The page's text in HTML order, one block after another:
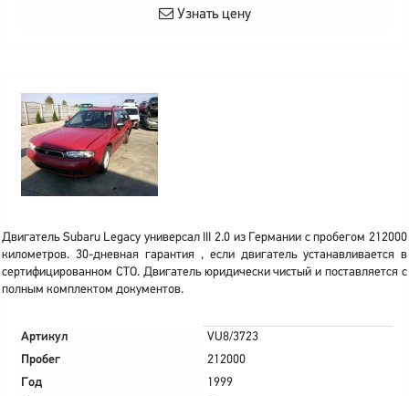
Узнать цену
Двигатель Subaru Legacy универсал III 2.0 из Германии с пробегом 212000
километров. 30-дневная гарантия , если двигатель устанавливается в
сертифицированном СТО. Двигатель юридически чистый и поставляется с
полным комплектом документов.
Артикул
VU8/3723
Пробег
212000
Год
1999